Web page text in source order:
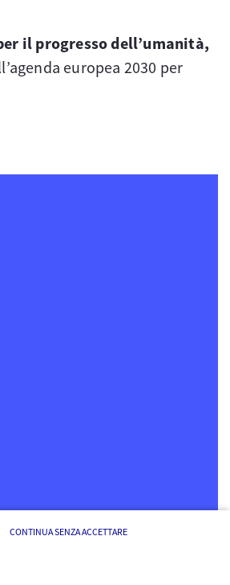
CONTINUA SENZA ACCETTARE
il progresso dell’umanità,
europea 2030 per